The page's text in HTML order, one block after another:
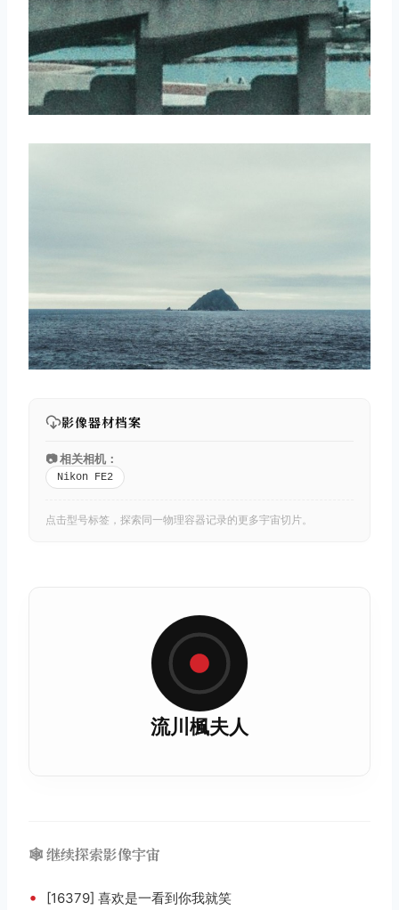
影像器材档案
📷 相关相机：
Nikon FE2
点击型号标签，探索同一物理容器记录的更多宇宙切片。
流川楓夫人
🕸️ 继续探索影像宇宙
• [16379] 喜欢是一看到你我就笑